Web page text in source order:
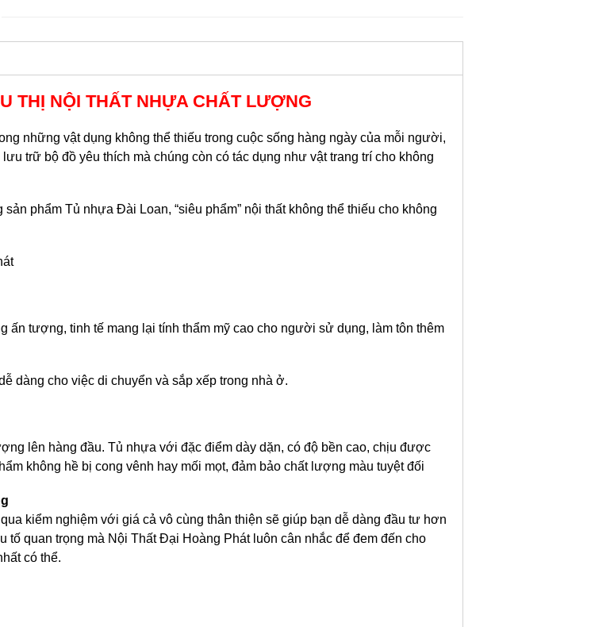
THỊ NỘI THẤT NHỰA CHẤT LƯỢNG
những vật dụng không thể thiếu trong cuộc sống hàng ngày của mỗi người,
trữ bộ đồ yêu thích mà chúng còn có tác dụng như vật trang trí cho không
phẩm Tủ nhựa Đài Loan, “siêu phẩm” nội thất không thể thiếu cho không
ấn tượng, tinh tế mang lại tính thẩm mỹ cao cho người sử dụng, làm tôn thêm
dàng cho việc di chuyển và sắp xếp trong nhà ở.
lên hàng đầu. Tủ nhựa với đặc điểm dày dặn, có độ bền cao, chịu được
không hề bị cong vênh hay mối mọt, đảm bảo chất lượng màu tuyệt đối
kiểm nghiệm với giá cả vô cùng thân thiện sẽ giúp bạn dễ dàng đầu tư hơn
quan trọng mà Nội Thất Đại Hoàng Phát luôn cân nhắc để đem đến cho
có thể.